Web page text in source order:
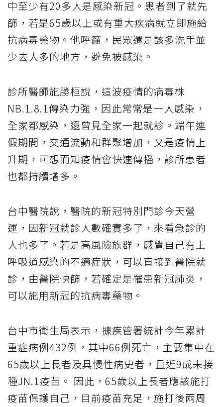
中至少有20多人是感染新冠。患者到了就先
篩，若是65歲以上或有重大疾病就立即施給
抗病毒藥物。他呼籲，民眾還是該多洗手並
少去人多的地方，避免被感染。
診所醫師施勝桓說，這波疫情的病毒株
NB.1.8.1傳染力強，因此常常是一人感染，
全家都感染，還曾見全家一起就診。端午連
假期間，交通流動和群聚增加，又是疫情上
升期，可想而知疫情會快速傳播，診所患者
也都持續增多。
台中醫院說，醫院的新冠特別門診今天營
運，因新冠就診人數確實多了，來看急診的
人也多了。若是高風險族群，感覺自己有上
呼吸道感染的不適症狀，可以直接到醫院就
診，由醫院快篩，若確定是罹患新冠肺炎，
可以施用新冠的抗病毒藥物。
台中市衛生局表示，據疾管署統計今年累計
重症病例432例，其中66例死亡，主要集中在
65歲以上長者及具慢性病史者，且近9成未接
種JN.1疫苗。 因此，65歲以上長者應該施打
疫苗保護自己，目前疫苗充足，施打後兩周